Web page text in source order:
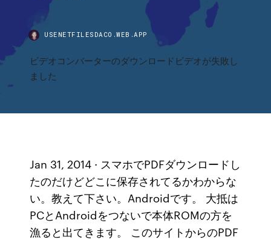
USENETFILESDACO.WEB.APP
ビデオコンバーターのダウンロードビデオが失敗し
ました
Jan 31, 2014 · スマホでPDFダウンロードし
たのだけどどこに保存されてるかわからな
い。教えて下さい。Androidです。 大抵は
PCとAndroidをつないで本体ROMの方を
漁ると出てきます。 このサイトからのPDF